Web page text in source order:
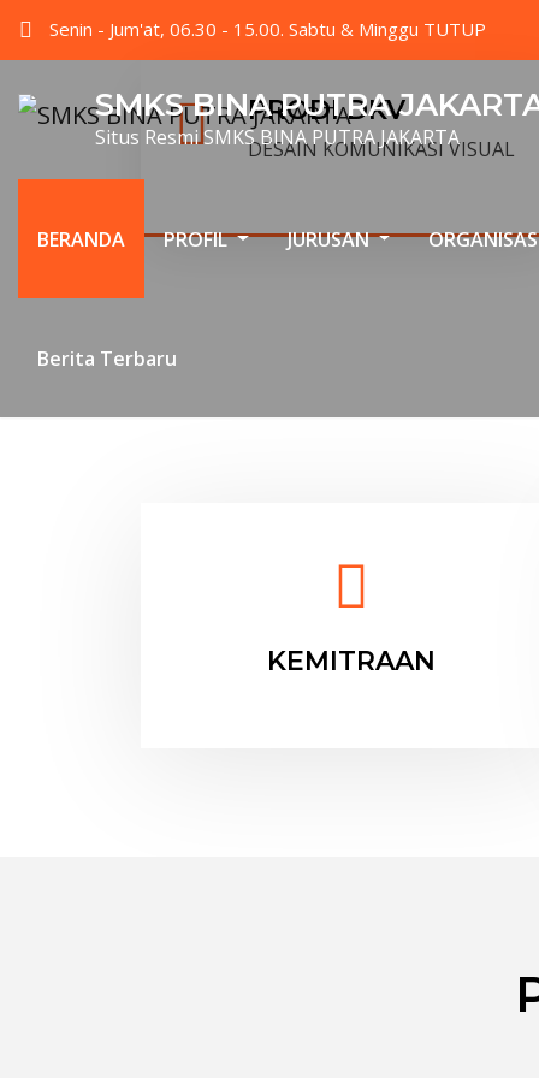
Senin - Jum'at, 06.30 - 15.00. Sabtu & Minggu TUTUP
SMKS BINA PUTRA
Situs Resmi SMKS BINA PUTRA JAKARTA
BERANDA PROFIL JURUSAN
Berita Terbaru
PRODI DKV
DESAIN KOMUNIKASI VISUAL
KEMITRAAN